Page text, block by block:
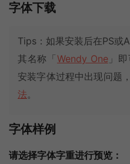
字体下载
Tips：如果安装后在PS或
其名称「Wendy One」即
安装字体过程中出现问题
法。
字体样例
请选择字体字重进行预览：